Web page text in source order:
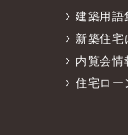
建築用語
新築住宅
内覧会情
住宅ロー